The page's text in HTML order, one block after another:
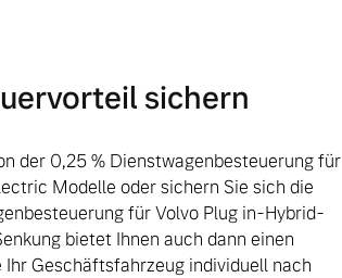
sichern
der 0,25 % Dienstwagenbesteuerung für
Modelle oder sichern Sie sich die
für Volvo Plug in-Hybrid-
bietet Ihnen auch dann einen
Ihr Geschäftsfahrzeug individuell nach